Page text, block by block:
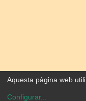
Aquesta pàgina web
Configurar...